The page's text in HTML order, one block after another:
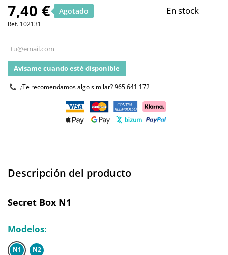
7,40 € Agotado En stock
Ref. 102131
Avísame cuando esté disponible
¿Te recomendamos algo similar?965 641 172
Descripción del producto
Secret Box N1
Modelos:
N1 N2